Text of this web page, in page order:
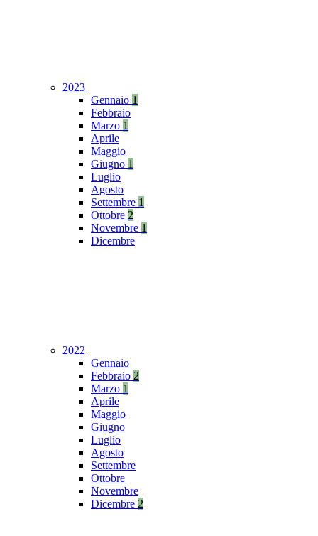
2023
Gennaio 1
Febbraio
Marzo 1
Aprile
Maggio
Giugno 1
Luglio
Agosto
Settembre 1
Ottobre 2
Novembre 1
Dicembre
2022
Gennaio
Febbraio 2
Marzo 1
Aprile
Maggio
Giugno
Luglio
Agosto
Settembre
Ottobre
Novembre
Dicembre 2